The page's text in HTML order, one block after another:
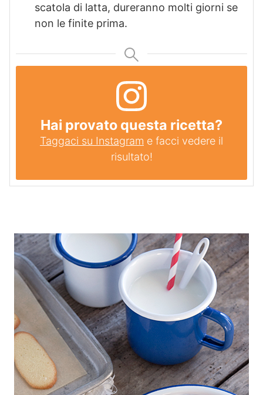
scatola di latta, dureranno molti giorni se
non le finite prima.
Hai provato questa ricetta?
Taggaci su Instagram e facci vedere il
risultato!